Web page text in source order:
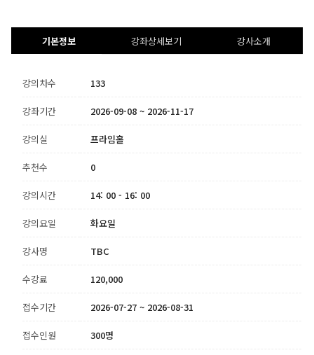
기본정보
강의차수 133
강좌기간 2026-09-08 ~ 2026-11-17
강의실 프라임홀
추천수 0
강의시간 14: 00 - 16: 00
강의요일 화요일
강사명 TBC
수강료 120,000
접수기간 2026-07-27 ~ 2026-08-31
접수인원 300명
강좌상세보기 강사소개